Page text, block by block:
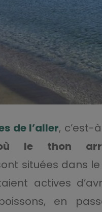
de l’aller, c’est-
où le thon
situées dans le
actives
en